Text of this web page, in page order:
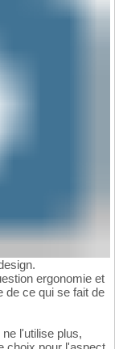
ergonomie et
de ce qui se fait de
l'utilise plus,